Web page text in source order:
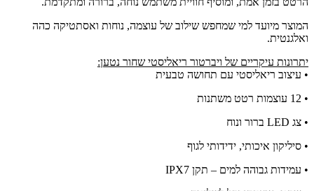
המוצר מיועד למי שמחפש שילוב של עוצמה, נוחות ואסתטיקה כהה
ואלגנטית.
יתרונות עיקריים של ויברטור ריאליסטי שחור נטען:
• עיצוב ריאליסטי עם תחושה טבעית
• 12 עוצמות רטט משתנות
• צג LED ברור ונוח
• סיליקון איכותי, ידידותי לגוף
• עמידות גבוהה למים – תקן IPX7